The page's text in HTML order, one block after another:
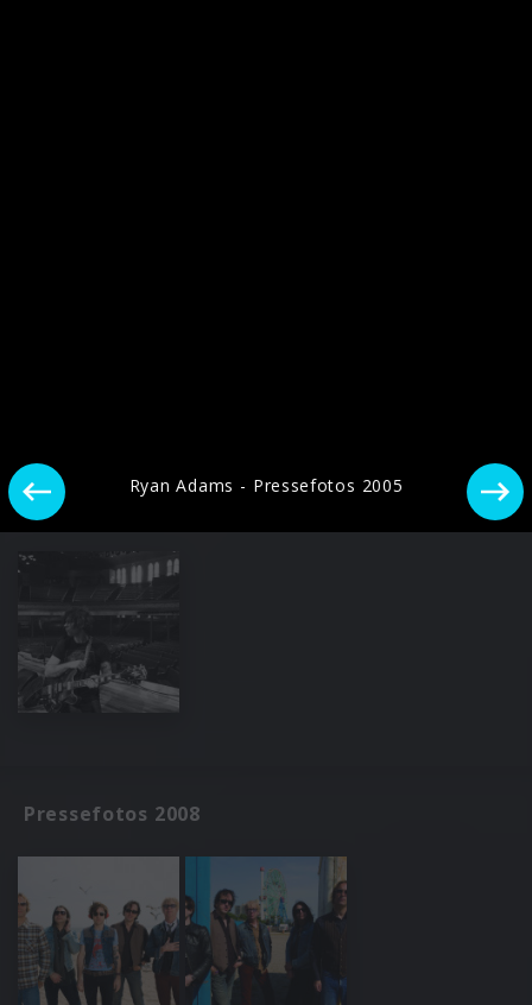
Pressefotos 2016
Pressefotos 2008
Ryan Adams - Pressefotos 2005